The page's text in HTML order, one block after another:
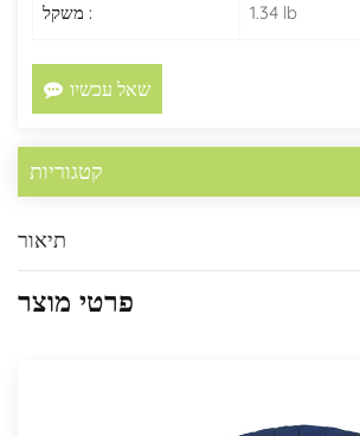
משקל : 1.34 lb
שאל עכשיו
קטגוריות
תיאור
פרטי מוצר